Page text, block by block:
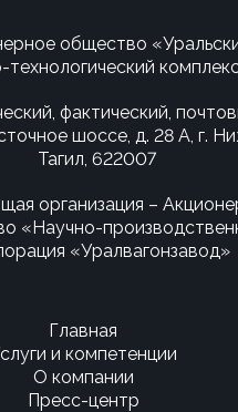
общество
технологический
фактический,
шоссе, д. 28 А, г.
Тагил, 622007
организация –
«Научно-
«Уралвагонзавод»
Главная
и компетенции
О компании
Пресс-центр